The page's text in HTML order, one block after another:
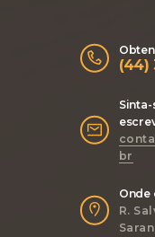
(44)
br
Onde
R.